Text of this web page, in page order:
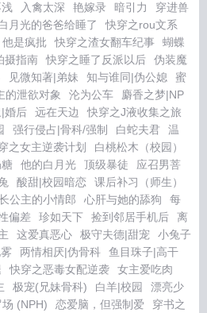
入禽太深 艳嫁录 暗引力
穿进兽
月光的爸爸给睡了
快穿之rou文系
他是疯批 快穿之渣女翻车纪事
蝴蝶
摄指南 快穿之睡了反派以后
伪装魔
见微知著|弟妹 知与谁同|伪公媳
蜜
的泄欲对象 沦为公车
麝香之梦|NP
婚后 远在天边
快穿之J液收集之旅
强行侵占|骨科/强制 白蛇夫君
温
之女主逆袭计划
白桃松木（校园）
他的白月光 顶级暴徒
应召男菩
酸甜|校园暗恋
课后补习（师生）
公主的小情郎 心肝与她的舔狗
每
偏差 珍如天下 捡到邻居手机后
离
这爱真恶心 极守夫德|甜宠
小兔子
两情相厌|伪骨科
鱼目珠子|高干
快穿之恶毒女配逆袭
女主爱吃肉
极宠(兄妹骨科) 白羊|校园
漂亮少
(NPH) 恋爱脑，但强制爱
穿书之